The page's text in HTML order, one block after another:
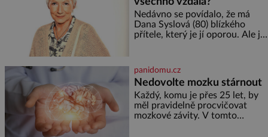
nejmenší je klíčová
jednoduchost, měkkost a
bezpečí, proto by pokoj
miminka měl působit především
Nedávno se povídalo, že má
Dana Syslová (80) blízkého
přítele, který je jí oporou. Ale je
častěji mluví o svém odchodu.
Dohnala ji snad samota? Půs
panidomu.cz
Nedovolte mozku stárnout
Každý, komu je přes 25 let, by
měl pravidelně procvičovat
mozkové závity. V tomto